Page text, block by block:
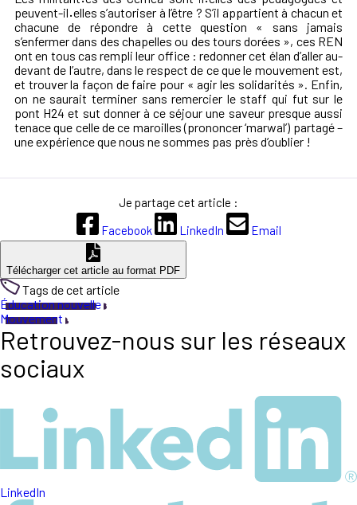
peuvent-il·elles s’autoriser à l’être ? S’il appartient à chacun et
chacune de répondre à cette question « sans jamais
s’enfermer dans des chapelles ou des tours dorées », ces REN
ont en tous cas rempli leur office : redonner cet élan d’aller au-
devant de l’autre, dans le respect de ce que le mouvement est,
et trouver la façon de faire pour « agir les solidarités ». Enfin,
on ne saurait terminer sans remercier le staff qui fut sur le
pont H24 et sut donner à ce séjour une saveur presque aussi
tenace que celle de ce maroilles (prononcer ‘marwal’) partagé –
une expérience que nous ne sommes pas près d’oublier !
Je partage cet article :
Facebook
LinkedIn Email
Télécharger cet article au format PDF
Tags de cet article
Éducation nouvelle
Mouvement
Retrouvez-nous sur les réseaux
sociaux
LinkedIn